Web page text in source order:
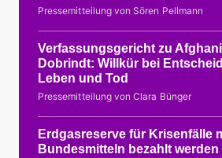
Pressemitteilung von Sören Pellmann
Verfassungsgericht zu
Dobrindt: Willkür bei
Leben und Tod
Pressemitteilung von Clara Bünger
Erdgasreserve für Krisenfälle
Bundesmitteln bezahlt werden